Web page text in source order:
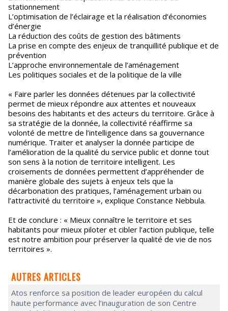
stationnement
L’optimisation de l’éclairage et la réalisation d‘économies
d’énergie
La réduction des coûts de gestion des bâtiments
La prise en compte des enjeux de tranquillité publique et de
prévention
L’approche environnementale de l’aménagement
Les politiques sociales et de la politique de la ville
« Faire parler les données détenues par la collectivité
permet de mieux répondre aux attentes et nouveaux
besoins des habitants et des acteurs du territoire. Grâce à
sa stratégie de la donnée, la collectivité réaffirme sa
volonté de mettre de l’intelligence dans sa gouvernance
numérique. Traiter et analyser la donnée participe de
l’amélioration de la qualité du service public et donne tout
son sens à la notion de territoire intelligent. Les
croisements de données permettent d’appréhender de
manière globale des sujets à enjeux tels que la
décarbonation des pratiques, l’aménagement urbain ou
l’attractivité du territoire », explique Constance Nebbula.
Et de conclure : « Mieux connaître le territoire et ses
habitants pour mieux piloter et cibler l’action publique, telle
est notre ambition pour préserver la qualité de vie de nos
territoires ».
AUTRES ARTICLES
Atos renforce sa position de leader européen du calcul
haute performance avec l’inauguration de son Centre